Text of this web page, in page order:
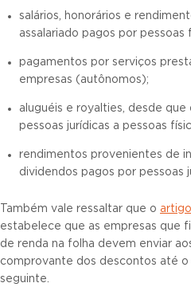
salários, honorários e
assalariado pagos por pessoas
pagamentos por serviços
empresas (autônomos);
aluguéis e royalties, desde
pessoas jurídicas a pessoas
rendimentos provenientes de
dividendos pagos por pessoas
Também vale ressaltar que o
estabelece que as empresas que
de renda na folha devem enviar
comprovante dos descontos até
seguinte.